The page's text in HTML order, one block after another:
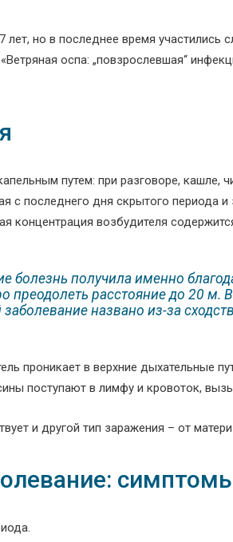
но в последнее время участились
Ветряная оспа: „повзрослевшая“
путем: при разговоре, кашле,
с последнего дня скрытого периода
концентрация возбудителя
получила именно
преодолеть расстояние до 20
названо из-за
проникает в верхние дыхательные
поступают в лимфу и кровоток,
и другой тип заражения – от